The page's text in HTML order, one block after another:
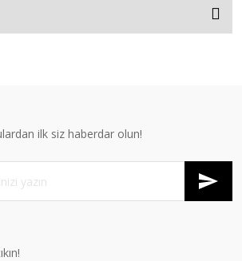
ilk siz haberdar olun!